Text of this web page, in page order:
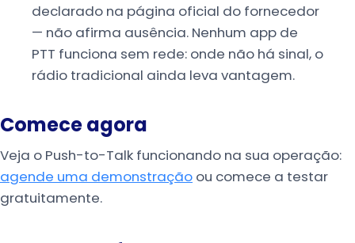
declarado na página oficial do fornecedor
— não afirma ausência. Nenhum app de
PTT funciona sem rede: onde não há sinal, o
rádio tradicional ainda leva vantagem.
Comece agora
Veja o Push-to-Talk funcionando na sua operação:
agende uma demonstração ou comece a testar
gratuitamente.